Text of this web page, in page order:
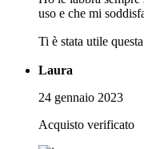
uso e che mi
Ti è stata utile
Laura
24 gennaio 2023
Acquisto verificato